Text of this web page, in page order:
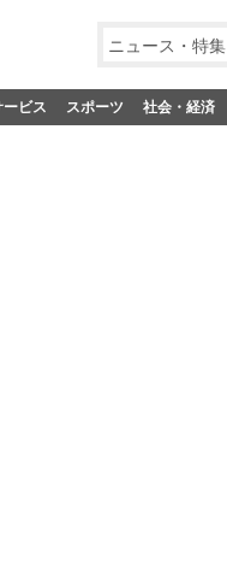
ニュース・特集
ビス スポーツ 社会・経済